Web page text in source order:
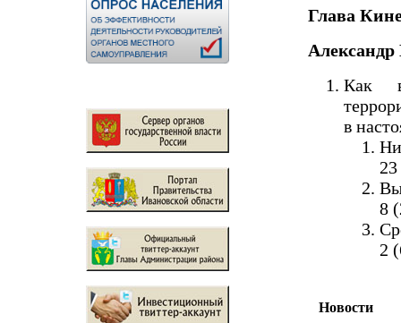
Глава
Александр
Как
в
8
2
Новости